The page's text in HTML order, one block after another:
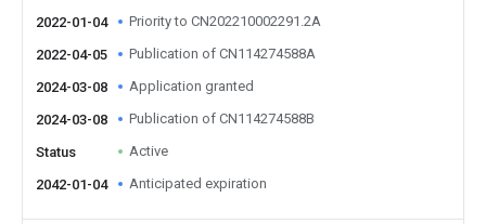
2022-01-04
Priority to CN202210002291.2A
2022-04-05 Publication of CN114274588A
2024-03-08 Application granted
2024-03-08 Publication of CN114274588B
Status Active
2042-01-04 Anticipated expiration